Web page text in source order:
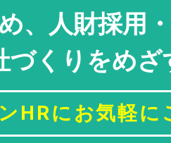
、 人財採用・
づくりをめざ
HRに お気軽に